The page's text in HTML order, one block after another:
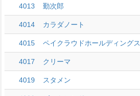
4013 勤次郎
4014 カラダノート
4015 ペイクラウドホールディングス
4017 クリーマ
4019 スタメン